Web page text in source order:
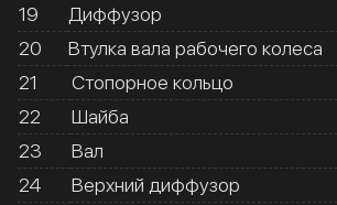
19
Диффузор
20
Втулка вала рабочего колеса
21
Стопорное кольцо
22
Шайба
23
Вал
24
Верхний диффузор